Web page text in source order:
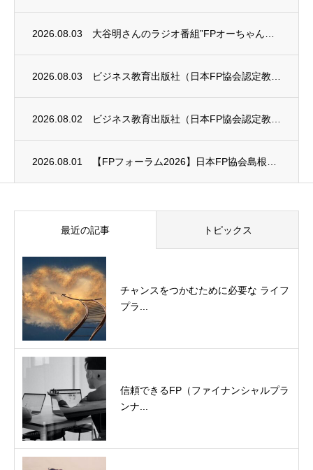
2026.08.03
2026.08.03
2026.08.02
2026.08.01
最近の記事 トピックス
チャンスをつかむために必要な ライフ
プラ...
信頼できるFP（ファイナンシャルプラ
ンナ...